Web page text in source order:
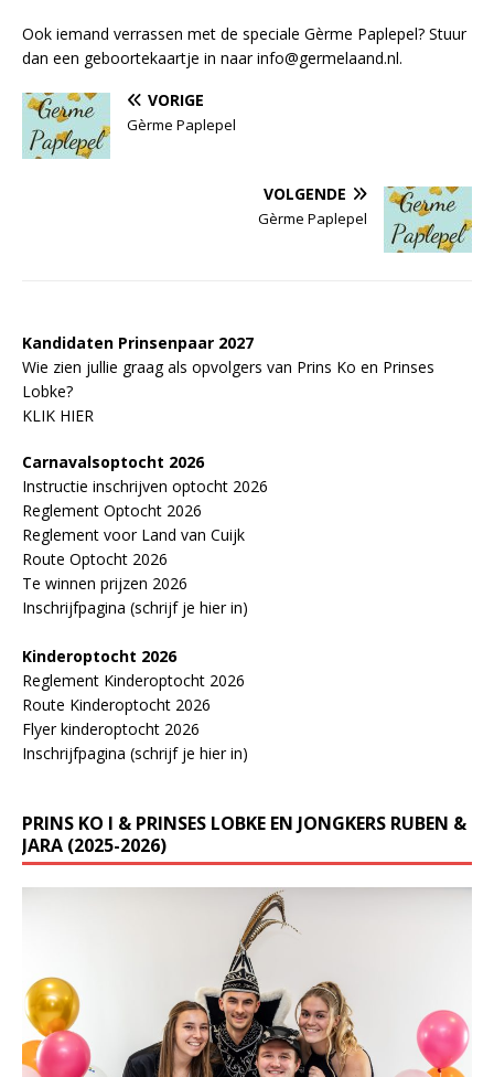
Ook iemand verrassen met de speciale Gèrme Paplepel? Stuur
dan een geboortekaartje in naar info@germelaand.nl.
VORIGE
Gèrme Paplepel
VOLGENDE
Gèrme Paplepel
Kandidaten Prinsenpaar 2027
Wie zien jullie graag als opvolgers van Prins Ko en Prinses
Lobke?
KLIK HIER
Carnavalsoptocht 2026
Instructie inschrijven optocht 2026
Reglement Optocht 2026
Reglement voor Land van Cuijk
Route Optocht 2026
Te winnen prijzen 2026
Inschrijfpagina (schrijf je hier in)
Kinderoptocht 2026
Reglement Kinderoptocht 2026
Route Kinderoptocht 2026
Flyer kinderoptocht 2026
Inschrijfpagina (schrijf je hier in)
PRINS KO I & PRINSES LOBKE EN JONGKERS RUBEN &
JARA (2025-2026)